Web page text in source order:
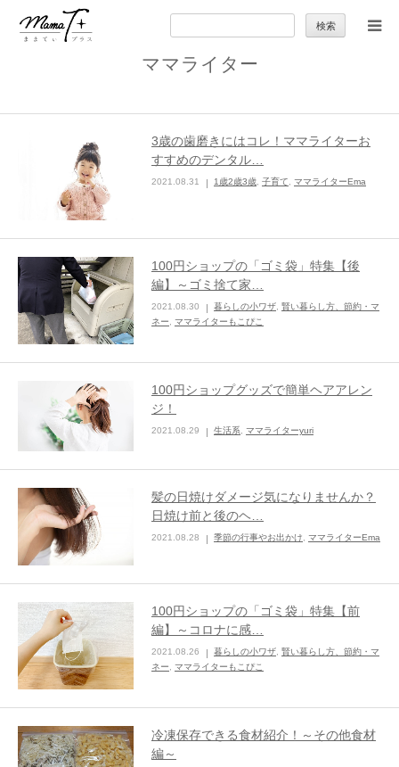
索:
ママライター
3歳の歯磨きにはコレ！ママライターお
すすめのデンタル…
2021.08.31 1歳2歳3歳 子育て ママライターEma
100円ショップの「ゴミ袋」特集【後
編】～ゴミ捨て家…
2021.08.30 暮らしの小ワザ 賢い暮らし方、節約・マ
ネー
ママライターもこぴこ
100円ショップグッズで簡単ヘアアレン
ジ！
2021.08.29 生活系 ママライターyuri
髪の日焼けダメージ気になりませんか？
日焼け前と後のヘ…
2021.08.28 季節の行事やお出かけ, ママライターEma
100円ショップの「ゴミ袋」特集【前
編】～コロナに感…
2021.08.26 暮らしの小ワザ, 賢い暮らし方、節約・マ
ネー, ママライターもこぴこ
冷凍保存できる食材紹介！～その他食材
編～
セカンドキャリア
子育て
季節の行事やお出かけ
ままてぃ編集部